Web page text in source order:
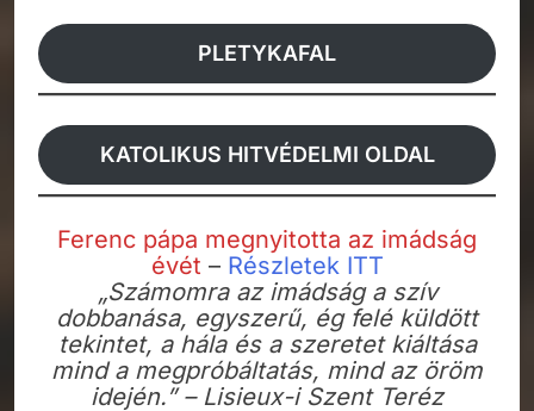
PLETYKAFAL
KATOLIKUS HITVÉDELMI OLDAL
Ferenc pápa megnyitotta az imádság
évét – Részletek ITT
„Számomra az imádság a szív
dobbanása, egyszerű, ég felé küldött
tekintet, a hála és a szeretet kiáltása
mind a megpróbáltatás, mind az öröm
idején.” – Lisieux-i Szent Teréz